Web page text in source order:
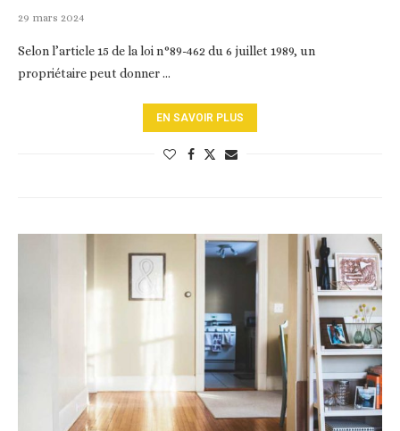
29 mars 2024
Selon l’article 15 de la loi n°89-462 du 6 juillet 1989, un
propriétaire peut donner …
EN SAVOIR PLUS